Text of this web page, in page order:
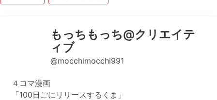
もっちもっち@クリエイテ
ィブ
@mocchimocchi991
４コマ漫画
「100日ごにリリースするくま」